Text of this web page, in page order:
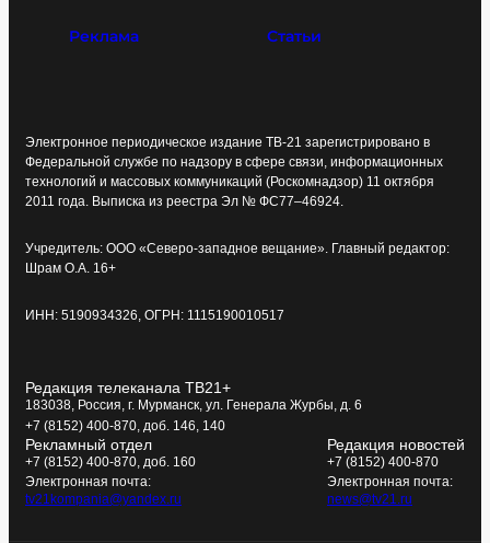
Реклама Статьи
Электронное периодическое издание ТВ-21 зарегистрировано в
Федеральной службе по надзору в сфере связи, информационных
технологий и массовых коммуникаций (Роскомнадзор) 11 октября
2011 года. Выписка из реестра Эл № ФС77–46924.
Учредитель: ООО «Северо-западное вещание». Главный редактор:
Шрам О.А. 16+
ИНН: 5190934326, ОГРН: 1115190010517
Редакция телеканала ТВ21+
183038, Россия, г. Мурманск, ул. Генерала Журбы, д. 6
+7 (8152) 400-870, доб. 146, 140
Рекламный отдел
+7 (8152) 400-870, доб. 160
Электронная почта:
tv21kompania@yandex.ru
Редакция новостей
+7 (8152) 400-870
Электронная почта:
news@tv21.ru